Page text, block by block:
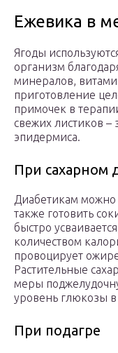
Ежевика в
Ягоды
организм
минералов,
приготовление
примочек в
свежих листиков –
эпидермиса.
При сахарном
Диабетикам можно
также готовить
быстро
количеством
провоцирует
Растительные
меры
уровень глюкозы
При подагре